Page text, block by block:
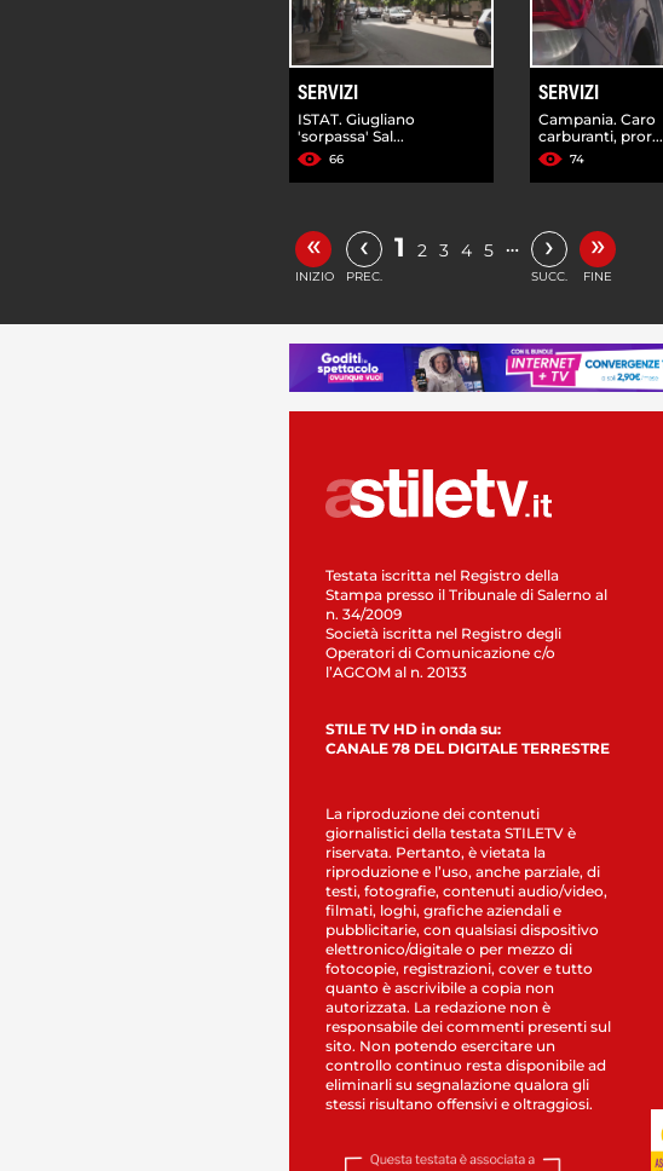
SERVIZI
ISTAT. Giugliano
'sorpassa' Sal...
66
SERVIZI
Campania. Caro
carburanti, pror...
74
«
INIZIO
‹
PREC.
1 2 3 4 5 … ›
SUCC.
»
FINE
Testata iscritta nel Registro della
Stampa presso il Tribunale di Salerno al
n. 34/2009
Società iscritta nel Registro degli
Operatori di Comunicazione c/o
l’AGCOM al n. 20133
STILE TV HD in onda su:
CANALE 78 DEL DIGITALE TERRESTRE
La riproduzione dei contenuti
giornalistici della testata STILETV è
riservata. Pertanto, è vietata la
riproduzione e l’uso, anche parziale, di
testi, fotografie, contenuti audio/video,
filmati, loghi, grafiche aziendali e
pubblicitarie, con qualsiasi dispositivo
elettronico/digitale o per mezzo di
fotocopie, registrazioni, cover e tutto
quanto è ascrivibile a copia non
autorizzata. La redazione non è
responsabile dei commenti presenti sul
sito. Non potendo esercitare un
controllo continuo resta disponibile ad
eliminarli su segnalazione qualora gli
stessi risultano offensivi e oltraggiosi.